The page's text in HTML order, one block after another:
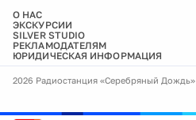
О НАС
ЭКСКУРСИИ
SILVER STUDIO
РЕКЛАМОДАТЕЛЯМ
ЮРИДИЧЕСКАЯ ИНФОРМАЦИЯ
2026 Радиостанция «Серебряный Дождь»